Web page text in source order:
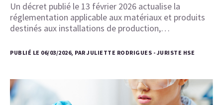
Un décret publié le 13 février 2026 actualise la
réglementation applicable aux matériaux et produits
destinés aux installations de production,…
PUBLIÉ LE 06/03/2026, PAR JULIETTE RODRIGUES - JURISTE HSE